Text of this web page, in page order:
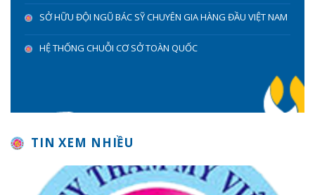
SỞ HỮU ĐỘI NGŨ BÁC SỸ CHUYÊN GIA HÀNG ĐẦU VIỆT NAM
HỆ THỐNG CHUỖI CƠ SỞ TOÀN QUỐC
TIN XEM NHIỀU